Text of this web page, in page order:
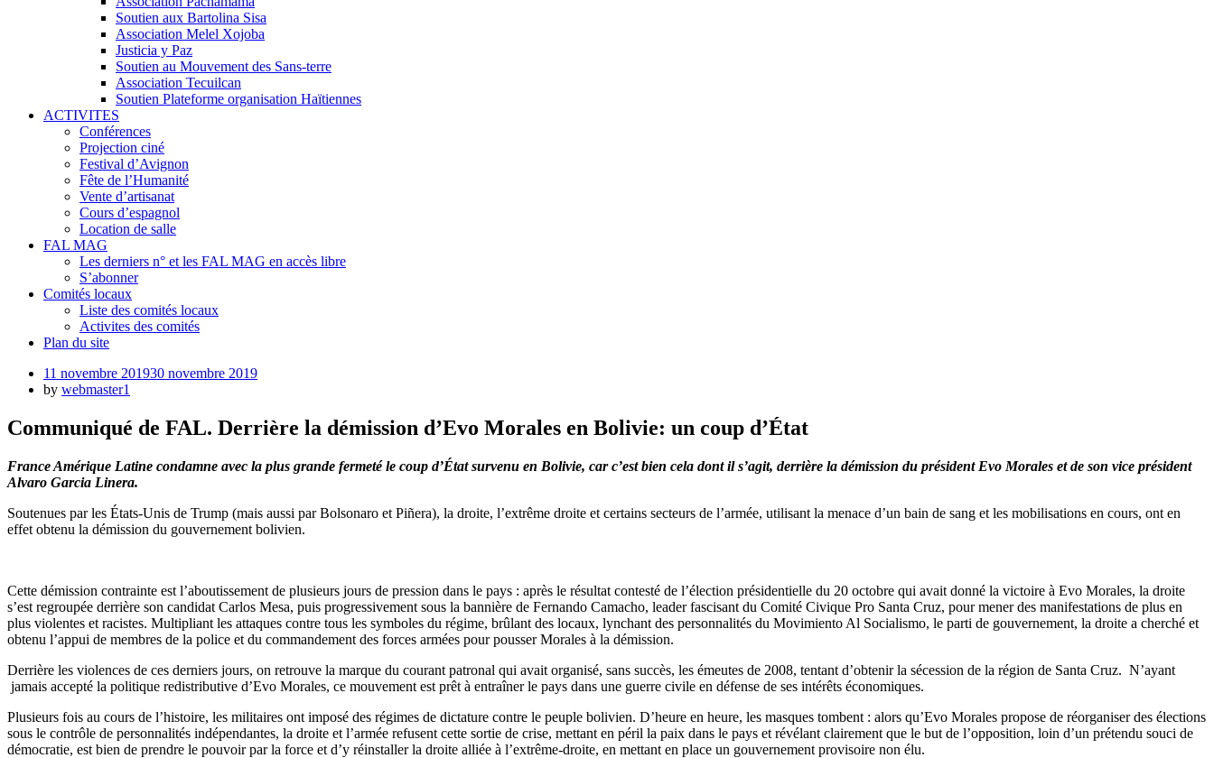
Soutien aux Bartolina Sisa
Association Melel Xojoba
Justicia y Paz
Soutien au Mouvement des Sans-terre
Association Tecuilcan
Soutien Plateforme organisation Haïtiennes
ACTIVITES
Conférences
Projection ciné
Festival d’Avignon
Fête de l’Humanité
Vente d’artisanat
Cours d’espagnol
Location de salle
FAL MAG
Les derniers n° et les FAL MAG en accès libre
S’abonner
Comités locaux
Liste des comités locaux
Activites des comités
Plan du site
Posted
on
11 novembre 201930 novembre 2019
by webmaster1
Communiqué de FAL. Derrière la démission d’Evo Morales en Bolivie: un coup d’État
France Amérique Latine condamne avec la plus grande fermeté le coup d’État survenu en Bolivie, car c’est bien cela dont il s’agit, derrière la démission du président Evo Morales et de son vice président
Alvaro Garcia Linera.
Soutenues par les États-Unis de Trump (mais aussi par Bolsonaro et Piñera), la droite, l’extrême droite et certains secteurs de l’armée, utilisant la menace d’un bain de sang et les mobilisations en cours, ont en
effet obtenu la démission du gouvernement bolivien.
Cette démission contrainte est l’aboutissement de plusieurs jours de pression dans le pays : après le résultat contesté de l’élection présidentielle du 20 octobre qui avait donné la victoire à Evo Morales, la droite
s’est regroupée derrière son candidat Carlos Mesa, puis progressivement sous la bannière de Fernando Camacho, leader fascisant du Comité Civique Pro Santa Cruz, pour mener des manifestations de plus en
plus violentes et racistes. Multipliant les attaques contre tous les symboles du régime, brûlant des locaux, lynchant des personnalités du Movimiento Al Socialismo, le parti de gouvernement, la droite a cherché et
obtenu l’appui de membres de la police et du commandement des forces armées pour pousser Morales à la démission.
Derrière les violences de ces derniers jours, on retrouve la marque du courant patronal qui avait organisé, sans succès, les émeutes de 2008, tentant d’obtenir la sécession de la région de Santa Cruz. N’ayant
jamais accepté la politique redistributive d’Evo Morales, ce mouvement est prêt à entraîner le pays dans une guerre civile en défense de ses intérêts économiques.
Plusieurs fois au cours de l’histoire, les militaires ont imposé des régimes de dictature contre le peuple bolivien. D’heure en heure, les masques tombent : alors qu’Evo Morales propose de réorganiser des élections
sous le contrôle de personnalités indépendantes, la droite et l’armée refusent cette sortie de crise, mettant en péril la paix dans le pays et révélant clairement que le but de l’opposition, loin d’un prétendu souci de
démocratie, est bien de prendre le pouvoir par la force et d’y réinstaller la droite alliée à l’extrême-droite, en mettant en place un gouvernement provisoire non élu.